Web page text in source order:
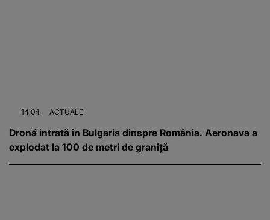
14:04 ACTUALE
Dronă intrată în Bulgaria dinspre România. Aeronava a
explodat la 100 de metri de graniță